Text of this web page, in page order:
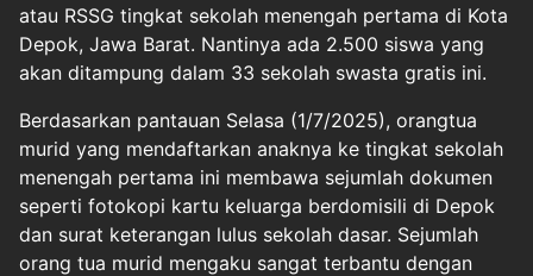
atau RSSG tingkat sekolah menengah pertama di Kota
Depok, Jawa Barat. Nantinya ada 2.500 siswa yang
akan ditampung dalam 33 sekolah swasta gratis ini.
Berdasarkan pantauan Selasa (1/7/2025), orangtua
murid yang mendaftarkan anaknya ke tingkat sekolah
menengah pertama ini membawa sejumlah dokumen
seperti fotokopi kartu keluarga berdomisili di Depok
dan surat keterangan lulus sekolah dasar. Sejumlah
orang tua murid mengaku sangat terbantu dengan